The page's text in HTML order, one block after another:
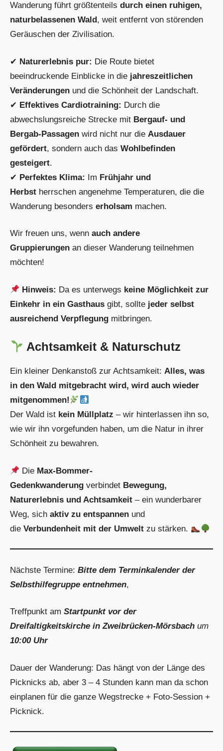
Wanderung führt größtenteils durch einen ruhigen,
naturbelassenen Wald , weit entfernt von störenden
Geräuschen der Zivilisation.
✔ Naturerlebnis pur: Die Route bietet
beeindruckende Einblicke in die jahreszeitlichen
Veränderungen und die Schönheit der Landschaft.
✔ Effektives Cardiotraining: Durch die
abwechslungsreiche Strecke mit Bergauf- und
Bergab-Passagen wird nicht nur die Ausdauer
gefördert, sondern auch das Wohlbefinden
gesteigert.
✔ Perfektes Klima: Im Frühjahr und
Herbst herrschen angenehme Temperaturen, die die
Wanderung besonders erholsam machen.
Wir freuen uns, wenn auch andere
Gruppierungen an dieser Wanderung teilnehmen
möchten!
Hinweis: Da es unterwegs keine Möglichkeit zur
Einkehr in ein Gasthaus gibt, sollte jeder selbst
ausreichend Verpflegung mitbringen.
Achtsamkeit & Naturschutz
Ein kleiner Denkanstoß zur Achtsamkeit: Alles, was
in den Wald mitgebracht wird, wird auch wieder
mitgenommen!
Der Wald ist kein Müllplatz – wir hinterlassen ihn so,
wie wir ihn vorgefunden haben, um die Natur in ihrer
Schönheit zu bewahren.
Die Max-Bommer-
Gedenkwanderung verbindet Bewegung,
Naturerlebnis und Achtsamkeit – ein wunderbarer
Weg, sich aktiv zu entspannen und
die Verbundenheit mit der Umwelt zu stärken.
Nächste Termine: Bitte dem Terminkalender der
Selbsthilfegruppe entnehmen,
Treffpunkt am Startpunkt vor der
Dreifaltigkeitskirche in Zweibrücken-Mörsbach um
10:00 Uhr
Dauer der Wanderung: Das hängt von der Länge des
Picknicks ab, aber 3 – 4 Stunden kann man da schon
einplanen für die ganze Wegstrecke + Foto-Session +
Picknick.